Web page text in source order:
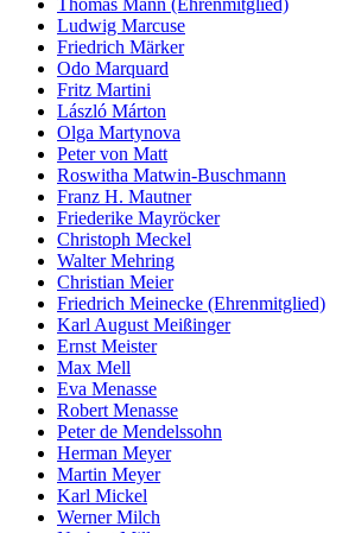
Ludwig Marcuse
Friedrich Märker
Odo Marquard
Fritz Martini
László Márton
Olga Martynova
Peter von Matt
Roswitha Matwin-Buschmann
Franz H. Mautner
Friederike Mayröcker
Christoph Meckel
Walter Mehring
Christian Meier
Friedrich Meinecke (Ehrenmitglied)
Karl August Meißinger
Ernst Meister
Max Mell
Eva Menasse
Robert Menasse
Peter de Mendelssohn
Herman Meyer
Martin Meyer
Karl Mickel
Werner Milch